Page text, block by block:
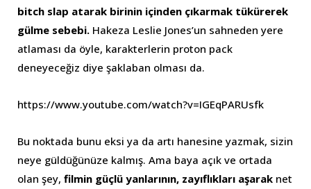
bitch slap atarak birinin içinden çıkarmak tükürerek
gülme sebebi. Hakeza Leslie Jones’un sahneden yere
atlaması da öyle, karakterlerin proton pack
deneyeceğiz diye şaklaban olması da.
https://www.youtube.com/watch?v=IGEqPARUsfk
Bu noktada bunu eksi ya da artı hanesine yazmak, sizin
neye güldüğünüze kalmış. Ama baya açık ve ortada
olan şey, filmin güçlü yanlarının, zayıflıkları aşarak net